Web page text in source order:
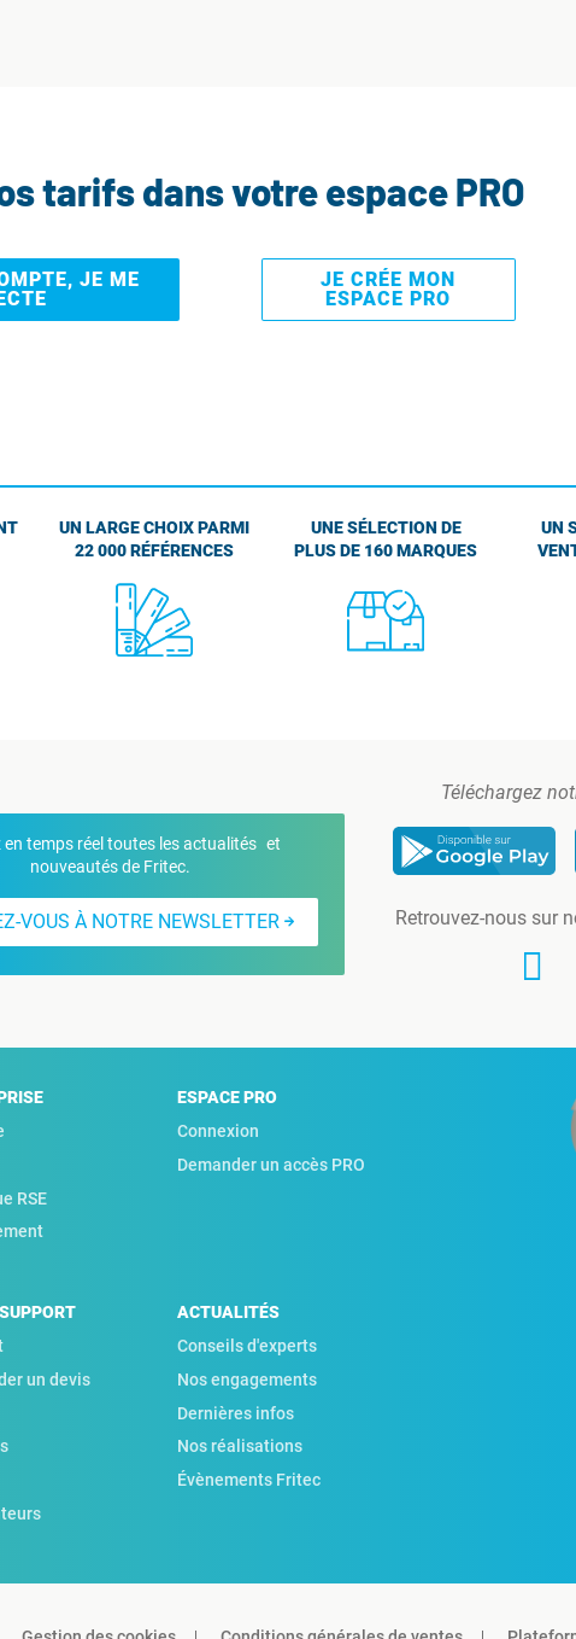
tarifs dans votre espace PRO
JE ME
JE CRÉE MON
ESPACE PRO
UN LARGE CHOIX PARMI
22 000 RÉFÉRENCES
UNE SÉLECTION DE
PLUS DE 160 MARQUES
UN
en temps réel toutes les actualités et
nouveautés de Fritec.
VOUS À NOTRE NEWSLETTER
Téléchargez
Retrouvez-nous sur
RSE
ESPACE PRO
Connexion
Demander un accès PRO
un devis
ACTUALITÉS
Conseils d'experts
Nos engagements
Dernières infos
Nos réalisations
Évènements Fritec